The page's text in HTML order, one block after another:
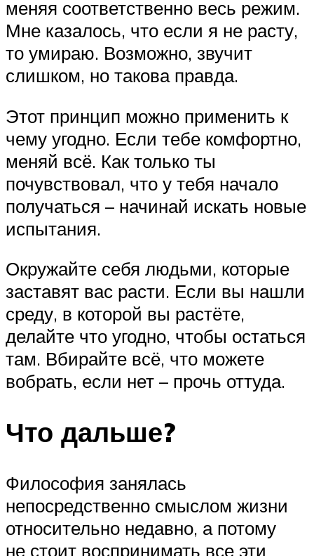
меняя соответственно весь режим.
Мне казалось, что если я не расту,
то умираю. Возможно, звучит
слишком, но такова правда.
Этот принцип можно применить к
чему угодно. Если тебе комфортно,
меняй всё. Как только ты
почувствовал, что у тебя начало
получаться – начинай искать новые
испытания.
Окружайте себя людьми, которые
заставят вас расти. Если вы нашли
среду, в которой вы растёте,
делайте что угодно, чтобы остаться
там. Вбирайте всё, что можете
вобрать, если нет – прочь оттуда.
Что дальше?
Философия занялась
непосредственно смыслом жизни
относительно недавно, а потому
не стоит воспринимать все эти